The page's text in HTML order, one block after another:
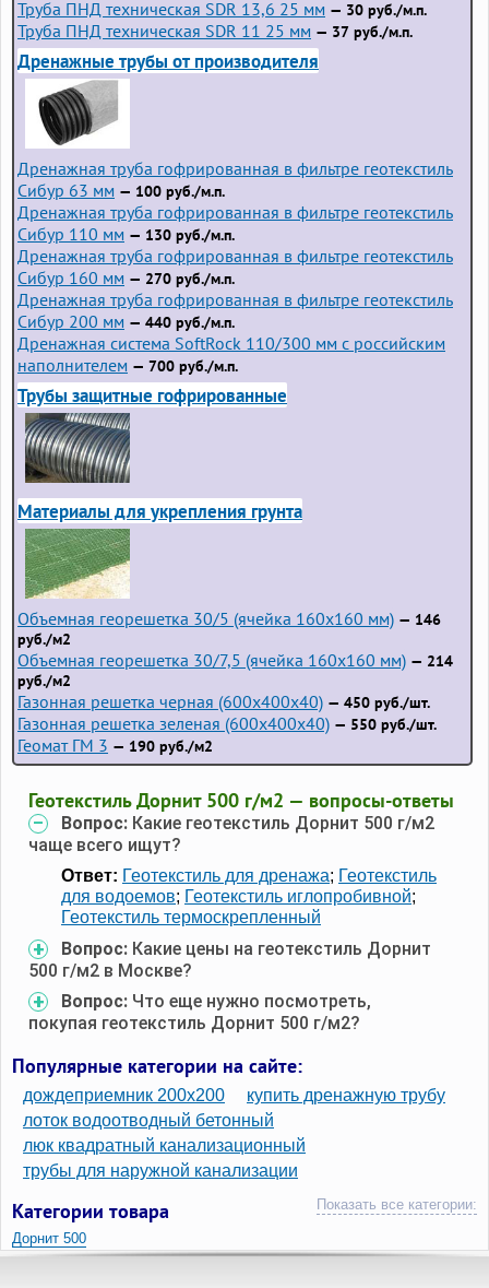
Труба ПНД техническая SDR 13,6 25 мм — 30 руб./м.п.
Труба ПНД техническая SDR 11 25 мм — 37 руб./м.п.
Дренажные трубы от производителя
Дренажная труба гофрированная в фильтре геотекстиль
Сибур 63 мм — 100 руб./м.п.
Дренажная труба гофрированная в фильтре геотекстиль
Сибур 110 мм — 130 руб./м.п.
Дренажная труба гофрированная в фильтре геотекстиль
Сибур 160 мм — 270 руб./м.п.
Дренажная труба гофрированная в фильтре геотекстиль
Сибур 200 мм — 440 руб./м.п.
Дренажная система SoftRock 110/300 мм с российским
наполнителем — 700 руб./м.п.
Трубы защитные гофрированные
Материалы для укрепления грунта
Объемная георешетка 30/5 (ячейка 160x160 мм) — 146
руб./м2
Объемная георешетка 30/7,5 (ячейка 160x160 мм) — 214
руб./м2
Газонная решетка черная (600х400х40) — 450 руб./шт.
Газонная решетка зеленая (600х400х40) — 550 руб./шт.
Геомат ГМ 3 — 190 руб./м2
Геотекстиль Дорнит 500 г/м2 — вопросы-ответы
Вопрос: Какие геотекстиль Дорнит 500 г/м2
чаще всего ищут?
Ответ: Геотекстиль для дренажа; Геотекстиль
для водоемов; Геотекстиль иглопробивной;
Геотекстиль термоскрепленный
Вопрос: Какие цены на геотекстиль Дорнит
500 г/м2 в Москве?
Вопрос: Что еще нужно посмотреть,
покупая геотекстиль Дорнит 500 г/м2?
Популярные категории на сайте:
дождеприемник 200х200
купить дренажную трубу
лоток водоотводный бетонный
люк квадратный канализационный
трубы для наружной канализации
Категории товара Показать все категории:
Дорнит 500